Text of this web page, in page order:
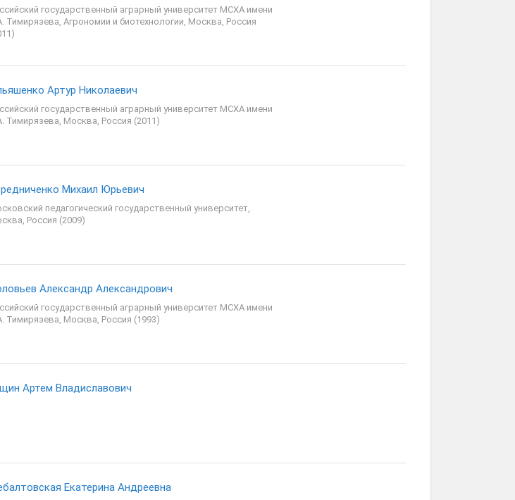
государственный аграрный университет МСХА имени
Тимирязева, Агрономии и биотехнологии, Москва, Россия
Артур Николаевич
государственный аграрный университет МСХА имени
Тимирязева, Москва, Россия (2011)
Михаил Юрьевич
педагогический государственный университет,
Россия (2009)
Александр Александрович
государственный аграрный университет МСХА имени
Тимирязева, Москва, Россия (1993)
Артем Владиславович
Екатерина Андреевна